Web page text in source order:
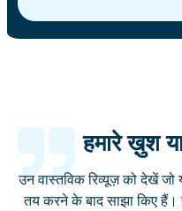
हमारे ख़ुश
उन वास्तविक रिव्यूज़ को देखें
तय करने के बाद साझा किए हैं।